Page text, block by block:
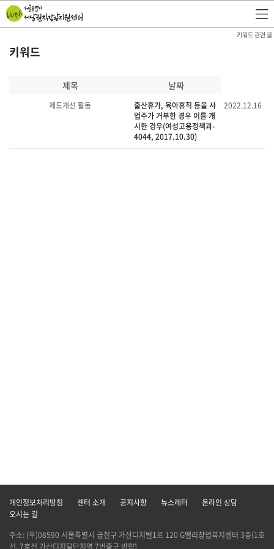
키워드
키워드 관련 글
제목 날짜
제도개선 활동
출산휴가, 육아휴직 등을 사
업주가 거부한 경우 이를 개
시한 경우(여성고용정책과-
4044, 2017.10.30)
2022.12.16
개인정보처리방침 센터 소개 공지사항 뉴스레터
온라인 상담
오시는 길
주소: (우)08590 서울특별시 금천구 가산디지털1로 120 G밸리창업복지센터 3층(1호
선, 7호선 가산디지털단지역 7번출구 방향)